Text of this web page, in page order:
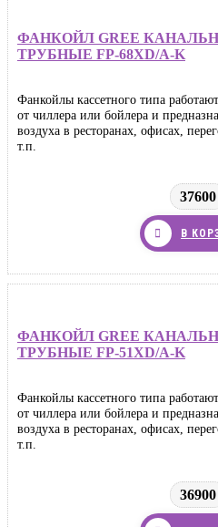
ФАНКОЙЛ GREE
ТРУБНЫЕ FP-68XD/A-K
Фанкойлы кассетного типа
от чиллера или бойлера и
воздуха в ресторанах, офисах,
т.п.
37600
В
ФАНКОЙЛ GREE
ТРУБНЫЕ FP-51XD/A-K
Фанкойлы кассетного типа
от чиллера или бойлера и
воздуха в ресторанах, офисах,
т.п.
36900